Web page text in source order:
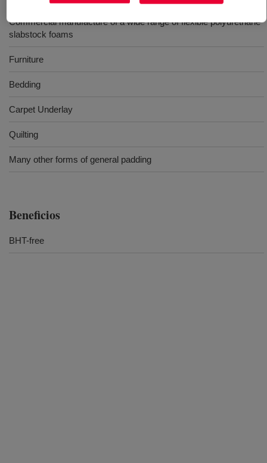
Commercial manufacture of a wide range of flexible polyurethane
slabstock foams
Furniture
Bedding
Carpet Underlay
Quilting
Many other forms of general padding
Beneficios
BHT-free